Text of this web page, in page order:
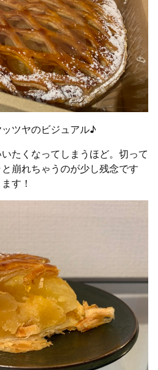
ツヤのビジュアル♪
たくなってしまうほど。切って
崩れちゃうのが少し残念です
す！